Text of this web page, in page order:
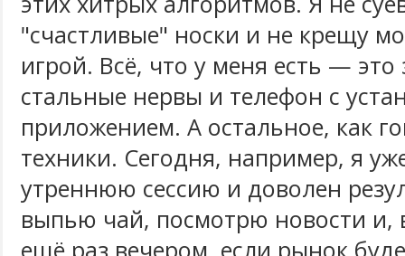
"счастливые" носки и не крещу
игрой. Всё, что у меня есть — это
стальные нервы и телефон с
приложением. А остальное, как
техники. Сегодня, например, я
утреннюю сессию и доволен
выпью чай, посмотрю новости и,
ещё раз вечером, если рынок